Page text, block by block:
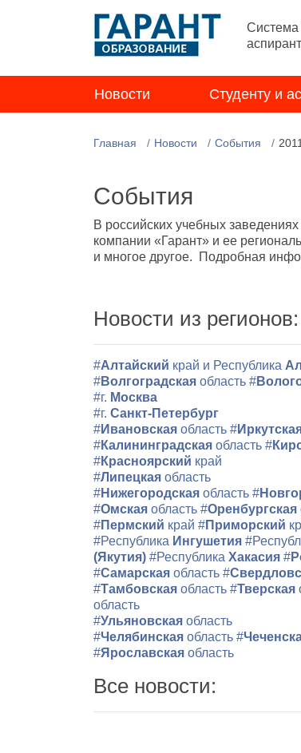
Система
Новости Студенту и
Главная Новости События
События
В российских учебных
компании «Гарант» и ее
и многое другое. Подробная
Новости из регионов:
#Алтайский край и Республика
#Волгоградская область #
#г. Москва
#г. Санкт-Петербург
#Ивановская область #
#Калининградская область #
#Красноярский край
#Липецкая область
#Нижегородская область #
#Омская область #Оренбургская
#Пермский край #Приморский
#Республика Ингушетия
(Якутия) #Республика Хакасия #
#Самарская область #
#Тамбовская область #Тверская
область
#Ульяновская область
#Челябинская область #
#Ярославская область
Все новости: